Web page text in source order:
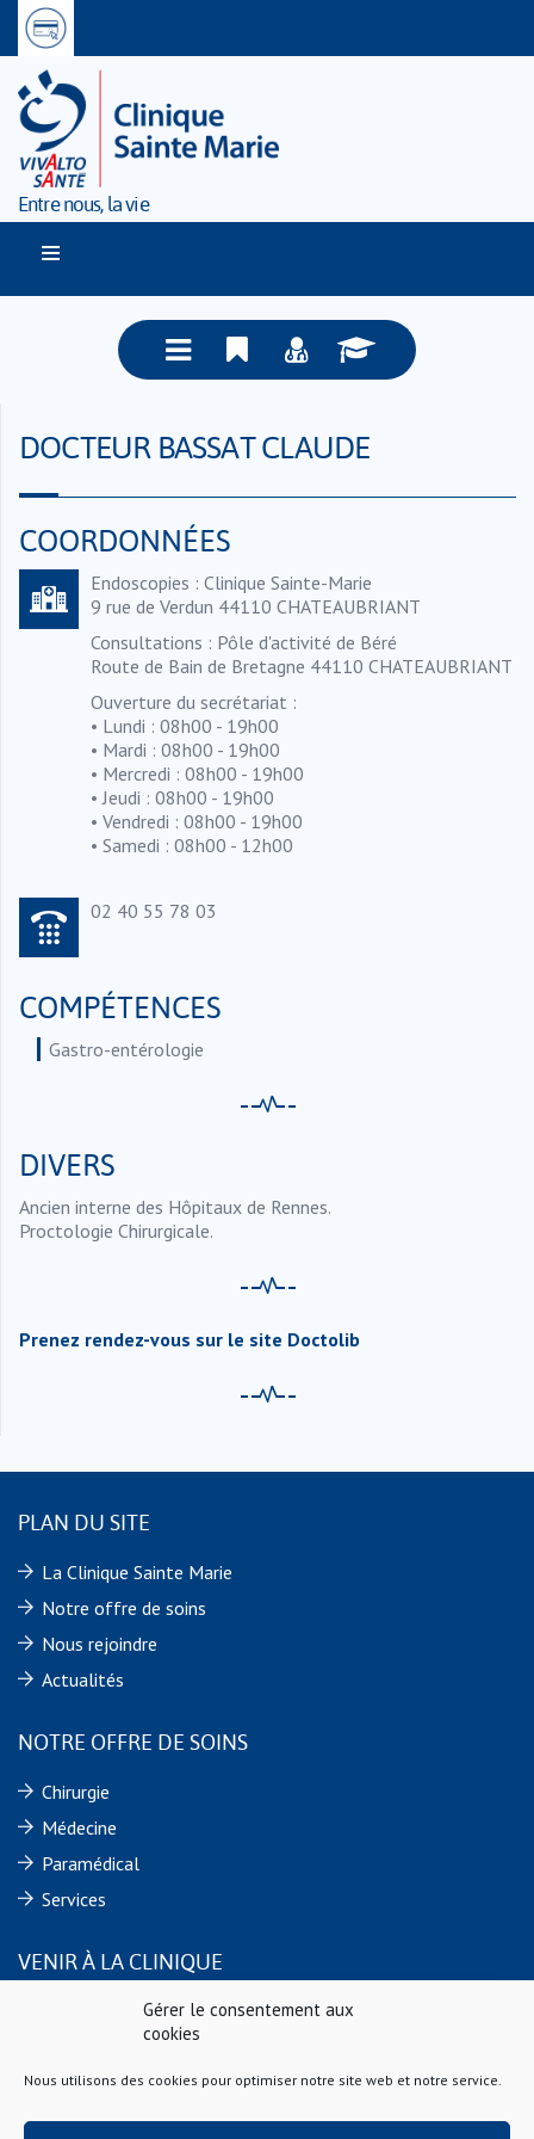
Gérer le consentement aux
cookies
Nous utilisons des cookies pour optimiser notre site web et notre service.
Entre nous, la vie
DOCTEUR BASSAT CLAUDE
COORDONNÉES
Endoscopies : Clinique Sainte-Marie
9 rue de Verdun 44110 CHATEAUBRIANT
Consultations : Pôle d'activité de Béré
Route de Bain de Bretagne 44110 CHATEAUBRIANT
Ouverture du secrétariat :
• Lundi : 08h00 - 19h00
• Mardi : 08h00 - 19h00
• Mercredi : 08h00 - 19h00
• Jeudi : 08h00 - 19h00
• Vendredi : 08h00 - 19h00
• Samedi : 08h00 - 12h00
02 40 55 78 03
COMPÉTENCES
Gastro-entérologie
DIVERS
Ancien interne des Hôpitaux de Rennes.
Proctologie Chirurgicale.
Prenez rendez-vous sur le site Doctolib
PLAN DU SITE
La Clinique Sainte Marie
Notre offre de soins
Nous rejoindre
Actualités
NOTRE OFFRE DE SOINS
Chirurgie
Médecine
Paramédical
Services
VENIR À LA CLINIQUE
Clinique Sainte Marie
9 rue de Verdun
Téléphone : 02 40 55 88 88
Fax : 02 40 55 64 60